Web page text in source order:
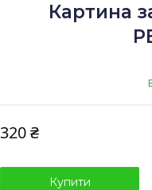
Картина
320 ₴
Купити